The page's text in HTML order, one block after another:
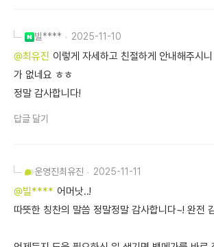
빌**** 2025-11-10
@최유진 이렇게 자세하고 친절하게 안내해주시
가 없네요 ㅎㅎ
정말 감사합니다!
답글 달기
운영진최유진 2025-11-11
@빌**** 어머낫..!
따뜻한 칭찬의 말씀 정말정말 감사합니다~! 완전